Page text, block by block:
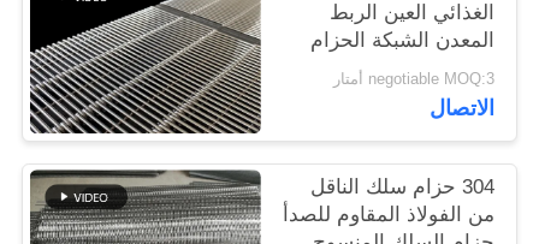
الغذائي العين الربط
المعدن الشبكة الحزام
الناقل
negotiable MOQ:3 أمتار
الاتصال
304 حزام سلك الناقل
من الفولاذ المقاوم للصدأ